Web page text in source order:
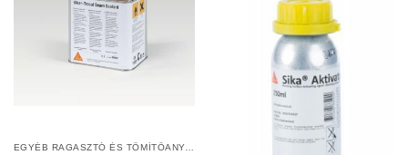
EGYÉB RAGASZTÓ ÉS TÖMÍTŐANYAGOK